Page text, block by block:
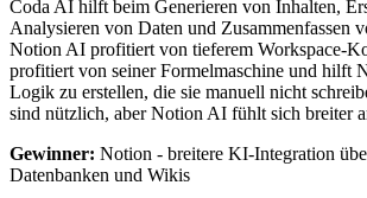
Coda AI hilft beim Generieren von Inhalten,
Analysieren von Daten und Zusammenfassen
Notion AI profitiert von tieferem Workspace-
profitiert von seiner Formelmaschine und hilft
Logik zu erstellen, die sie manuell nicht
sind nützlich, aber Notion AI fühlt sich breiter
Gewinner: Notion - breitere KI-Integration
Datenbanken und Wikis